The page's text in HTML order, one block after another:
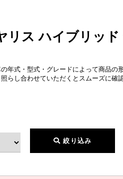
リス ハイブリッ
年式・型式・グレードによって商品
らし合わせていただくとスムーズに確
絞り込み